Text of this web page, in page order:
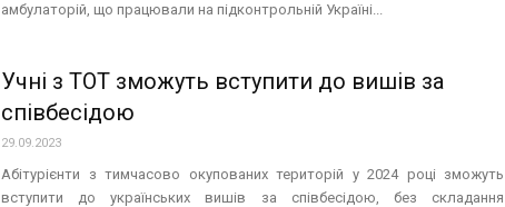
амбулаторій, що працювали на підконтрольній Україні...
Учні з ТОТ зможуть вступити до вишів за
співбесідою
29.09.2023
Абітурієнти з тимчасово окупованих територій у 2024 році зможуть
вступити до українських вишів за співбесідою, без складання